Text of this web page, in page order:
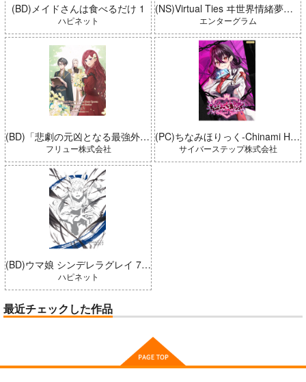
(BD)メイドさんは食べるだけ 1
ハピネット
(BD)「悲劇の元凶となる最強外道ラスボス女王は民の為に尽くします。 Season2」BD-BOX 上巻
フリュー株式会社
(BD)ウマ娘 シンデレラグレイ 7 豪華版 (とらのあな限定版)
ハピネット
(NS)Virtual Ties ヰ世界情緒夢想曲 完全生産限定版
エンターグラム
(PC)ちなみほりっく-Chinami Holic 特典付き 限定ボックス
サイバーステップ株式会社
最近チェックした作品